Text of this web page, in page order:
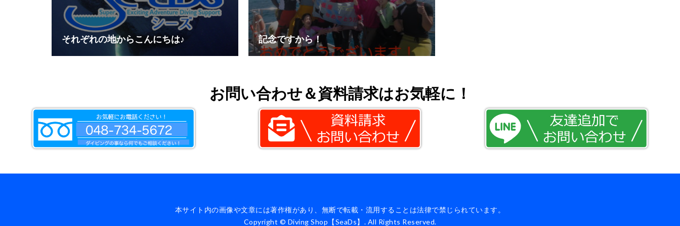
それぞれの地からこんにちは♪ 記念ですから！
お問い合わせ＆資料請求はお気軽に！
本サイト内の画像や文章には著作権があり、無断で転載・流用することは法律で禁じられています。
Copyright © Diving Shop【SeaDs】. All Rights Reserved.